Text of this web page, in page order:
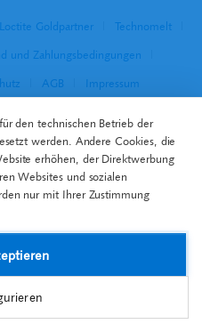
Loctite Goldpartner
Technomelt
und Zahlungsbedingungen
AGB Impressum
den technischen Betrieb der
werden. Andere Cookies, die
erhöhen, der Direktwerbung
Websites und sozialen
nur mit Ihrer Zustimmung